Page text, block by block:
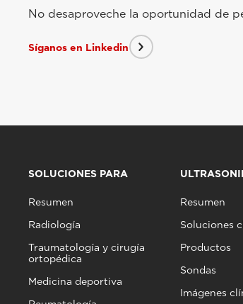
No desaproveche la oportunidad de
Síganos en Linkedin
SOLUCIONES PARA
Resumen
Radiología
Traumatología y cirugía
ortopédica
Medicina deportiva
Resumen
Soluciones
Productos
Sondas
Imágenes